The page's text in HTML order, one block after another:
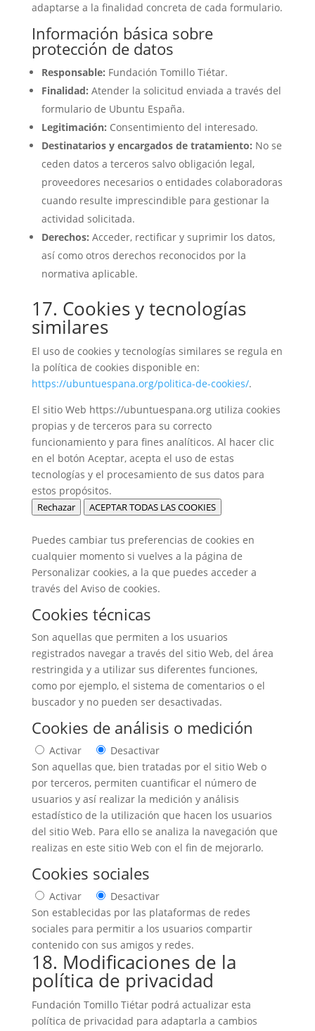
adaptarse a la finalidad concreta de cada formulario.
Información básica sobre
protección de datos
Responsable: Fundación Tomillo Tiétar.
Finalidad: Atender la solicitud enviada a través del
formulario de Ubuntu España.
Legitimación: Consentimiento del interesado.
Destinatarios y encargados de tratamiento: No se
ceden datos a terceros salvo obligación legal,
proveedores necesarios o entidades colaboradoras
cuando resulte imprescindible para gestionar la
actividad solicitada.
Derechos: Acceder, rectificar y suprimir los datos,
así como otros derechos reconocidos por la
normativa aplicable.
17. Cookies y tecnologías
similares
El uso de cookies y tecnologías similares se regula en
la política de cookies disponible en:
https://ubuntuespana.org/politica-de-cookies/.
El sitio Web https://ubuntuespana.org utiliza cookies
propias y de terceros para su correcto
funcionamiento y para fines analíticos. Al hacer clic
en el botón Aceptar, acepta el uso de estas
tecnologías y el procesamiento de sus datos para
estos propósitos.
Rechazar ACEPTAR TODAS LAS COOKIES
Puedes cambiar tus preferencias de cookies en
cualquier momento si vuelves a la página de
Personalizar cookies, a la que puedes acceder a
través del Aviso de cookies.
Cookies técnicas
Son aquellas que permiten a los usuarios
registrados navegar a través del sitio Web, del área
restringida y a utilizar sus diferentes funciones,
como por ejemplo, el sistema de comentarios o el
buscador y no pueden ser desactivadas.
Cookies de análisis o medición
Activar
Desactivar
Son aquellas que, bien tratadas por el sitio Web o
por terceros, permiten cuantificar el número de
usuarios y así realizar la medición y análisis
estadístico de la utilización que hacen los usuarios
del sitio Web. Para ello se analiza la navegación que
realizas en este sitio Web con el fin de mejorarlo.
Cookies sociales
Activar
Desactivar
Son establecidas por las plataformas de redes
sociales para permitir a los usuarios compartir
contenido con sus amigos y redes.
18. Modificaciones de la
política de privacidad
Fundación Tomillo Tiétar podrá actualizar esta
política de privacidad para adaptarla a cambios